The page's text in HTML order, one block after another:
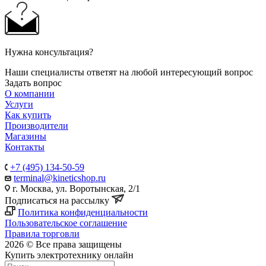
Нужна консультация?
Наши специалисты ответят на любой интересующий вопрос
Задать вопрос
О компании
Услуги
Как купить
Производители
Магазины
Контакты
+7 (495) 134-50-59
terminal@kineticshop.ru
г. Москва, ул. Воротынская, 2/1
Подписаться на рассылку
Политика конфиденциальности
Пользовательское соглашение
Правила торговли
2026 © Все права защищены
Купить электротехнику онлайн